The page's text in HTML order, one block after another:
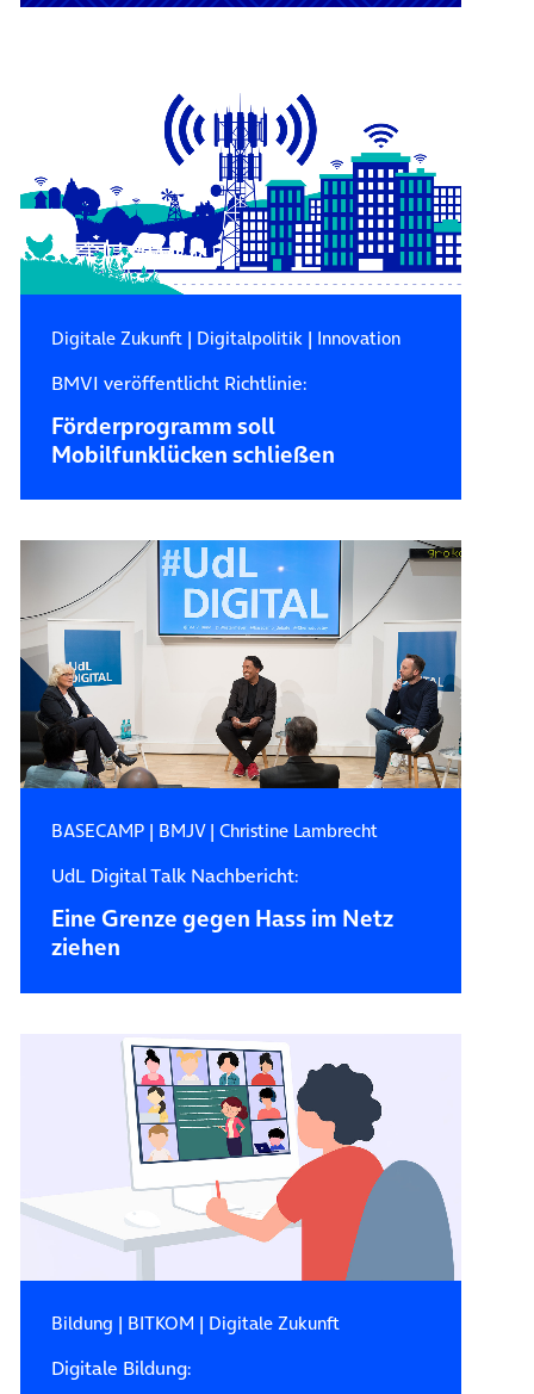
Digitale Zukunft| Digitalpolitik| Innovation
BMVI veröffentlicht Richtlinie:
Förderprogramm soll
Mobilfunklücken schließen
BASECAMP| BMJV| Christine Lambrecht
UdL Digital Talk Nachbericht:
Eine Grenze gegen Hass im Netz
ziehen
Bildung | BITKOM | Digitale Zukunft
Digitale Bildung: